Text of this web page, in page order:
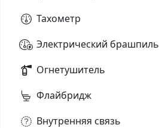
Тахометр
Электрический брашпиль
Огнетушитель
Флайбридж
Внутренняя связь